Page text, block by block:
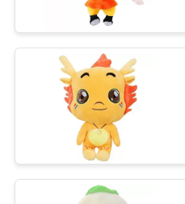
Mainan
Mewah